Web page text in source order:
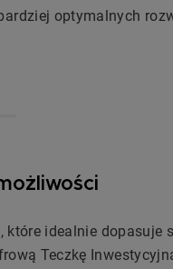
optymalnych
idealnie dopasuje
Teczkę